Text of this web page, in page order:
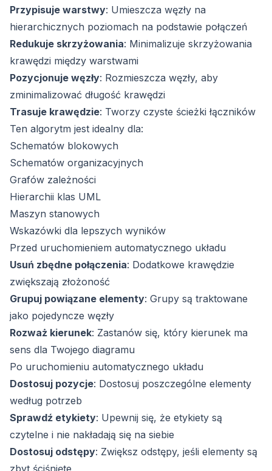
Przypisuje warstwy: Umieszcza węzły na
hierarchicznych poziomach na podstawie połączeń
Redukuje skrzyżowania: Minimalizuje skrzyżowania
krawędzi między warstwami
Pozycjonuje węzły: Rozmieszcza węzły, aby
zminimalizować długość krawędzi
Trasuje krawędzie: Tworzy czyste ścieżki łączników
Ten algorytm jest idealny dla:
Schematów blokowych
Schematów organizacyjnych
Grafów zależności
Hierarchii klas UML
Maszyn stanowych
Wskazówki dla lepszych wyników
Przed uruchomieniem automatycznego układu
Usuń zbędne połączenia: Dodatkowe krawędzie
zwiększają złożoność
Grupuj powiązane elementy: Grupy są traktowane
jako pojedyncze węzły
Rozważ kierunek: Zastanów się, który kierunek ma
sens dla Twojego diagramu
Po uruchomieniu automatycznego układu
Dostosuj pozycje: Dostosuj poszczególne elementy
według potrzeb
Sprawdź etykiety: Upewnij się, że etykiety są
czytelne i nie nakładają się na siebie
Dostosuj odstępy: Zwiększ odstępy, jeśli elementy są